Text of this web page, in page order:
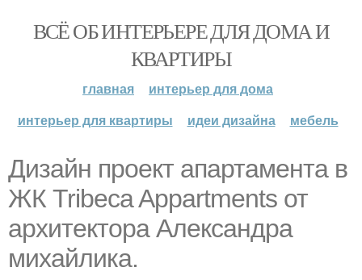
ВСЁ ОБ ИНТЕРЬЕРЕ ДЛЯ ДОМА И
КВАРТИРЫ
главная
интерьер для дома
интерьер для квартиры
идеи дизайна мебель
Дизайн проект апартамента в
ЖК Tribeca Appartments от
архитектора Александра
михайлика.